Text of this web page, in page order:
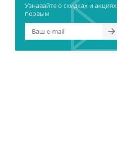
Узнавайте о скидках и акциях
первым